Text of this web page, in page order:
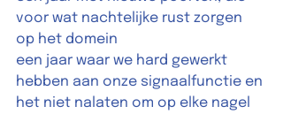
voor wat nachtelijke rust zorgen
op het domein
een jaar waar we hard gewerkt
hebben aan onze signaalfunctie en
het niet nalaten om op elke nagel